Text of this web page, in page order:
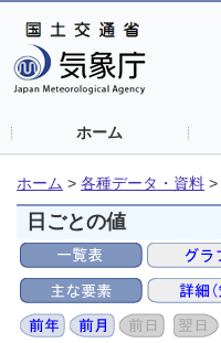
ホーム
ホーム > 各種データ・資料 >
日ごとの値